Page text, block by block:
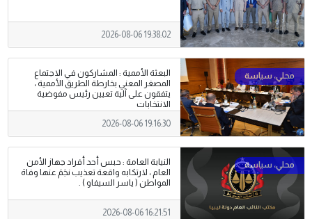
2026-08-06 19:38:02
البعثة الأممية : المشاركون في الاجتماع
المصغر المعني بخارطة الطريق الأممية ،
يتفقون على آلية تعيين رئيس مفوضية
الانتخابات
2026-08-06 19:16:30
النيابة العامة : حبس أحد أفراد جهاز الأمن
العام ، لارتكابه واقعة تعذيب نجَمَ عنها وفاة
المواطن ( ياسر السيفاو ) .
2026-08-06 16:21:51